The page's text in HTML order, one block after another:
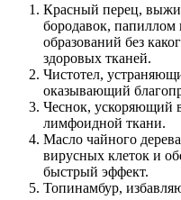
Красный перец,
бородавок, папиллом
образований без
здоровых тканей.
Чистотел,
оказывающий
Чеснок, ускоряющий
лимфоидной ткани.
Масло чайного
вирусных клеток и
быстрый эффект.
Топинамбур,